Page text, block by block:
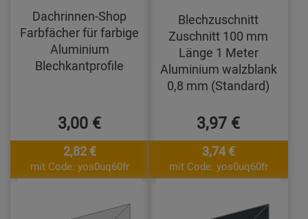
Dachrinnen-Shop
Farbfächer für farbige
Aluminium
Blechkantprofile
3,00 €
2,82 €
mit Code: yos0uq60fr
Blechzuschnitt
Zuschnitt 100 mm
Länge 1 Meter
Aluminium walzblank
0,8 mm (Standard)
3,97 €
3,74 €
mit Code: yos0uq60fr